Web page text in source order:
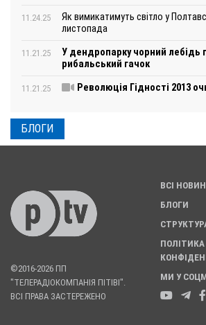
11.24.25
Як вимикатимуть світло у
листопада
11.21.25
У дендропарку чорний лебідь
рибальський гачок
11.21.25 Революція Гідності 2013
БЛОГИ
©2016-2026 ПП
"ТЕЛЕРАДІОКОМПАНІЯ ПІТІВІ".
ВСІ ПРАВА ЗАСТЕРЕЖЕНО
ВСІ
БЛОГИ
ПОЛІТИКА
МИ У